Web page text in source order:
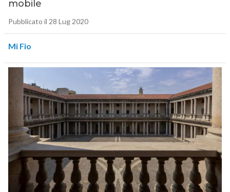
mobile
Pubblicato il 28 Lug 2020
Mi Fio